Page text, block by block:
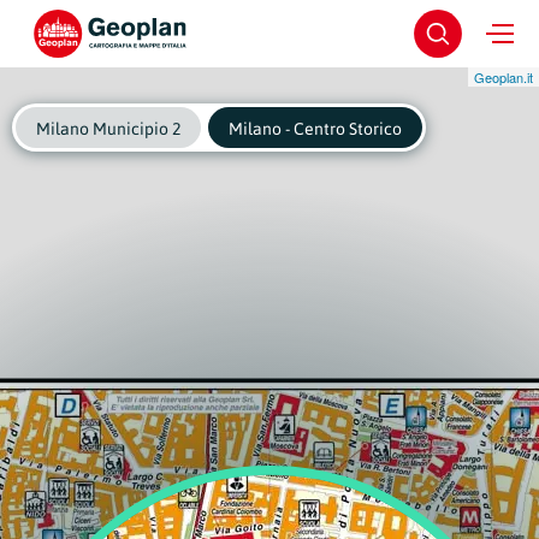
Geoplan.it
Milano Municipio 2 Milano - Centro Storico